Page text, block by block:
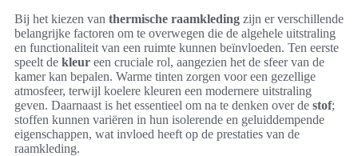
Bij het kiezen van thermische raamkleding zijn er verschillende
belangrijke factoren om te overwegen die de algehele uitstraling
en functionaliteit van een ruimte kunnen beïnvloeden. Ten eerste
speelt de kleur een cruciale rol, aangezien het de sfeer van de
kamer kan bepalen. Warme tinten zorgen voor een gezellige
atmosfeer, terwijl koelere kleuren een modernere uitstraling
geven. Daarnaast is het essentieel om na te denken over de stof;
stoffen kunnen variëren in hun isolerende en geluiddempende
eigenschappen, wat invloed heeft op de prestaties van de
raamkleding.